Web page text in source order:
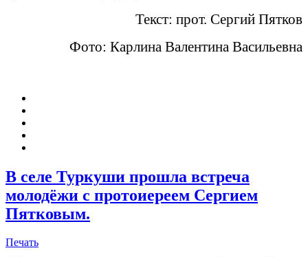
Текст: прот. Сергий Пятков
Фото: Карлина Валентина Васильевна
В селе Туркуши прошла встреча
молодёжи с протоиереем Сергием
Пятковым.
Печать